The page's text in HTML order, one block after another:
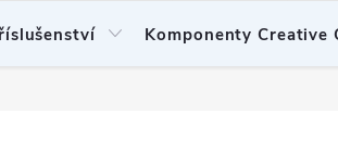
Komponenty Creative